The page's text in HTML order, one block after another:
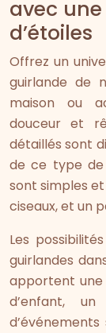
avec
d’étoiles
Offrez un
guirlande de
maison ou
douceur et
détaillés sont
de ce type de
sont simples
ciseaux, et un
Les
guirlandes
apportent une
d’enfant,